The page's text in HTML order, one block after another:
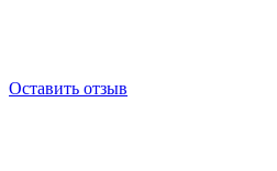
Оставить отзыв